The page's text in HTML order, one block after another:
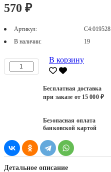
570 ₽
Артикул:
С4:019528
В наличии:
19
В корзину
Бесплатная доставка
при заказе от 15 000 ₽
Безопасная оплата
банковской картой
Детальное описание